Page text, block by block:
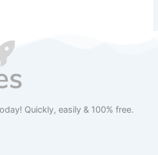
Quickly, easily & 100% free.